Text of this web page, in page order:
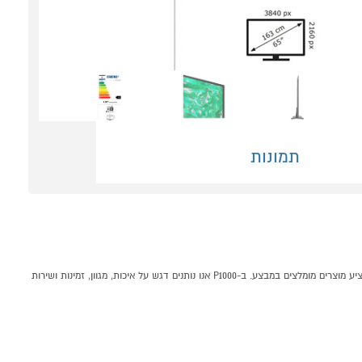
תמונות
טלוויזיה "65 SAMSUNG UA65DU8000 SMART TV UHD 4K קונים אונליין בקטגוריית טלויזיות LED במחלקת טלויזיות וסאונד בP1000 - אתר קניות ישראלי בטוח, משתלם ונוח המציע מוצרים מומלצים במבצע. ב-P1000 אנו נותנים דגש על איכות, מגוון, זמינות ושירות